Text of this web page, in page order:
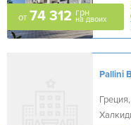
от 74 312 грн
на двоих
Pallini